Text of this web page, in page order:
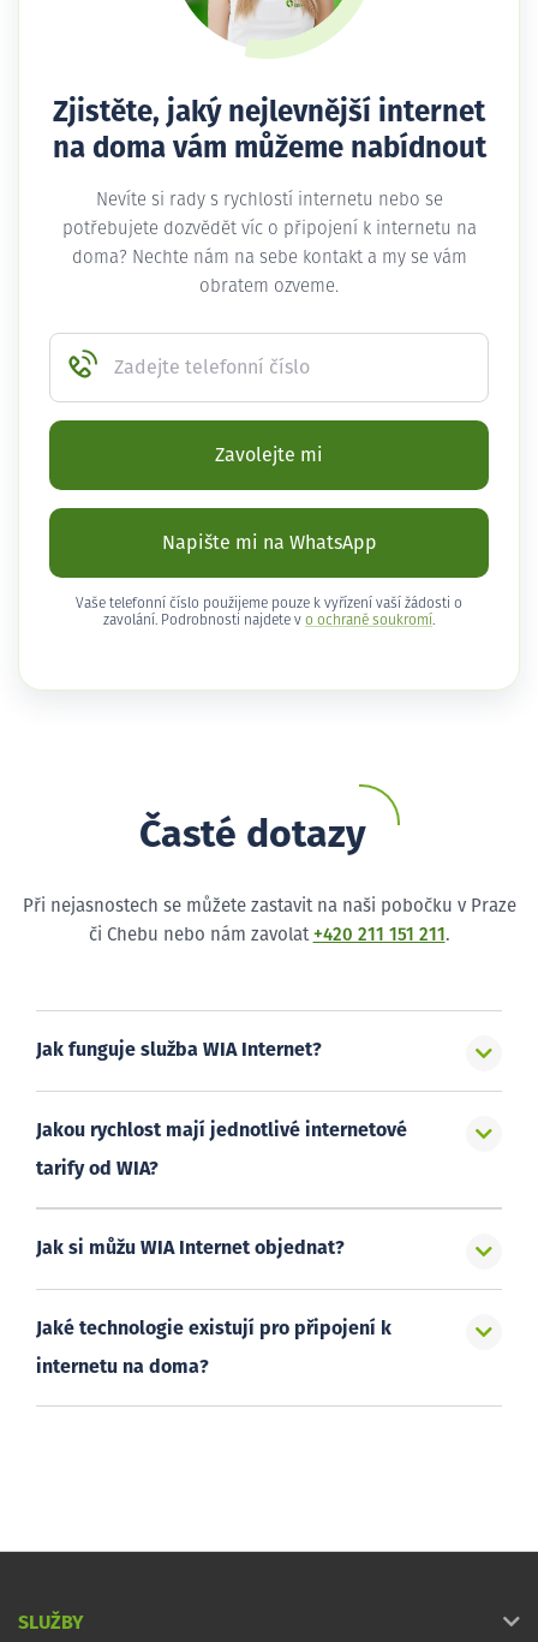
Zjistěte, jaký nejlevnější internet
na doma vám můžeme nabídnout
Nevíte si rady s rychlostí internetu nebo se
potřebujete dozvědět víc o připojení k internetu na
doma? Nechte nám na sebe kontakt a my se vám
obratem ozveme.
Zadejte telefonní číslo
Zavolejte mi
Napište mi na WhatsApp
Vaše telefonní číslo použijeme pouze k vyřízení vaší žádosti o
zavolání. Podrobnosti najdete v o ochraně soukromí .
Časté dotazy
Při nejasnostech se můžete zastavit na naši pobočku v Praze
či Chebu nebo nám zavolat +420 211 151 211 .
Jak funguje služba WIA Internet?
Jakou rychlost mají jednotlivé internetové
tarify od WIA?
Jak si můžu WIA Internet objednat?
Jaké technologie existují pro připojení k
internetu na doma?
SLUŽBY